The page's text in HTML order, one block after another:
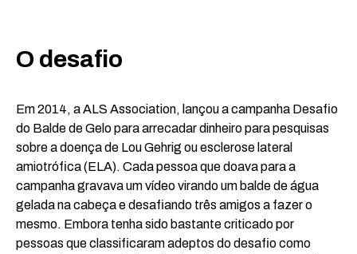
O desafio
Em 2014, a ALS Association, lançou a campanha Desafio
do Balde de Gelo para arrecadar dinheiro para pesquisas
sobre a doença de Lou Gehrig ou esclerose lateral
amiotrófica (ELA). Cada pessoa que doava para a
campanha gravava um vídeo virando um balde de água
gelada na cabeça e desafiando três amigos a fazer o
mesmo. Embora tenha sido bastante criticado por
pessoas que classificaram adeptos do desafio como